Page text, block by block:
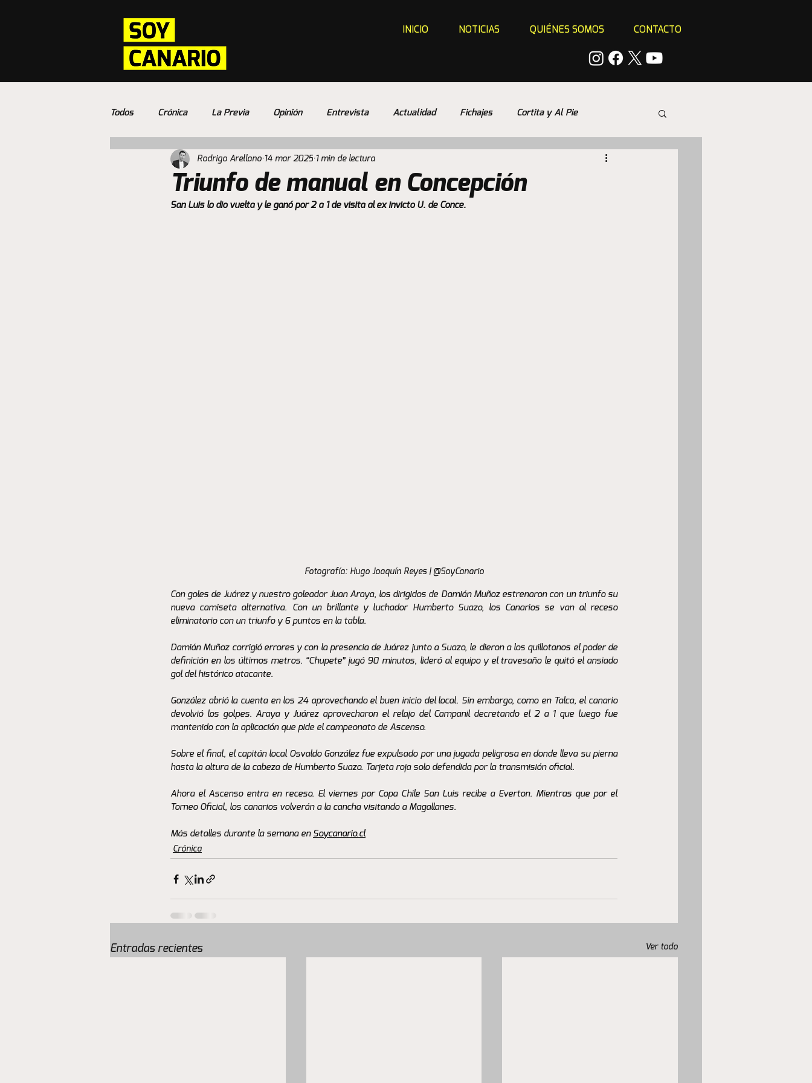
INICIO NOTICIAS QUIÉNES SOMOS CONTACTO
Todos Crónica La Previa Opinión Entrevista Actualidad Fichajes Cortita y Al Pie
Triunfo de manual en Concepción
Rodrigo Arellano 14 mar 2025 1 min de lectura
San Luis lo dio vuelta y le ganó por 2 a 1 de visita al ex invicto U. de Conce.
Fotografía: Hugo Joaquín Reyes | @SoyCanario
Con goles de Juárez y nuestro goleador Juan Araya, los dirigidos de Damián Muñoz estrenaron con un triunfo su
nueva camiseta alternativa. Con un brillante y luchador Humberto Suazo, los Canarios se van al receso
eliminatorio con un triunfo y 6 puntos en la tabla.
Damián Muñoz corrigió errores y con la presencia de Juárez junto a Suazo, le dieron a los quillotanos el poder de
definición en los últimos metros. “Chupete” jugó 90 minutos, lideró al equipo y el travesaño le quitó el ansiado
gol del histórico atacante.
González abrió la cuenta en los 24 aprovechando el buen inicio del local. Sin embargo, como en Talca, el canario
devolvió los golpes. Araya y Juárez aprovecharon el relajo del Campanil decretando el 2 a 1 que luego fue
mantenido con la aplicación que pide el campeonato de Ascenso.
Sobre el final, el capitán local Osvaldo González fue expulsado por una jugada peligrosa en donde lleva su pierna
hasta la altura de la cabeza de Humberto Suazo. Tarjeta roja solo defendida por la transmisión oficial.
Ahora el Ascenso entra en receso. El viernes por Copa Chile San Luis recibe a Everton. Mientras que por el
Torneo Oficial, los canarios volverán a la cancha visitando a Magallanes.
Más detalles durante la semana en Soycanario.cl
Crónica
Entradas recientes Ver todo